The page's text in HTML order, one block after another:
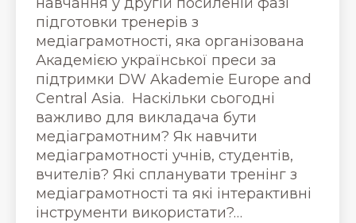
підготовки тренерів з
медіаграмотності, яка організована
Академією української преси за
підтримки DW Akademie Europe and
Central Asia. Наскільки сьогодні
важливо для викладача бути
медіаграмотним? Як навчити
медіаграмотності учнів, студентів,
вчителів? Які спланувати тренінг з
медіаграмотності та які інтерактивні
інструменти використати?…